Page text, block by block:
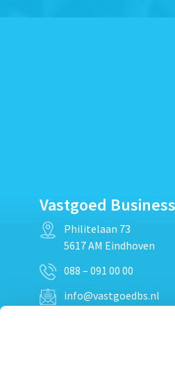
Vastgoed
Philitelaan 73
5617 AM Eindhoven
088 – 091 00 00
info@vastgoedbs.nl